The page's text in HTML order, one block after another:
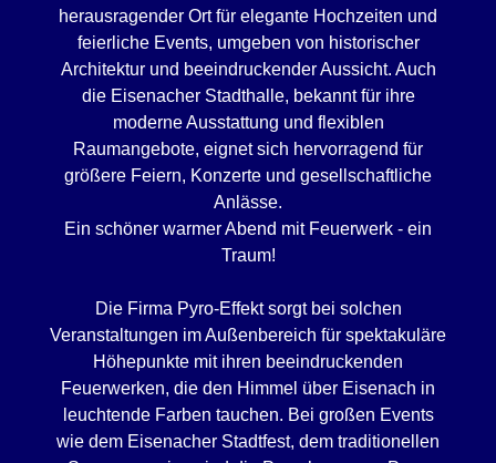
herausragender Ort für elegante Hochzeiten und
feierliche Events, umgeben von historischer
Architektur und beeindruckender Aussicht. Auch
die Eisenacher Stadthalle, bekannt für ihre
moderne Ausstattung und flexiblen
Raumangebote, eignet sich hervorragend für
größere Feiern, Konzerte und gesellschaftliche
Anlässe.
Ein schöner warmer Abend mit Feuerwerk - ein
Traum!
Die Firma Pyro-Effekt sorgt bei solchen
Veranstaltungen im Außenbereich für spektakuläre
Höhepunkte mit ihren beeindruckenden
Feuerwerken, die den Himmel über Eisenach in
leuchtende Farben tauchen. Bei großen Events
wie dem Eisenacher Stadtfest, dem traditionellen